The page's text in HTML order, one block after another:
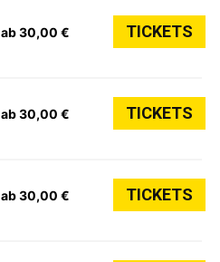
ab 30,00 € TICKETS
ab 30,00 € TICKETS
ab 30,00 € TICKETS